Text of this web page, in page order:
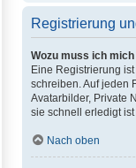
Registrierung
Wozu muss ich
Eine Registrierung
schreiben. Auf jeden
Avatarbilder, Private
sie schnell erledigt
Nach oben